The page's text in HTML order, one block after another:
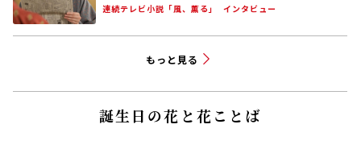
連続テレビ小説「風、薫る」
インタビュー
もっと見る
誕生日の花と花ことば